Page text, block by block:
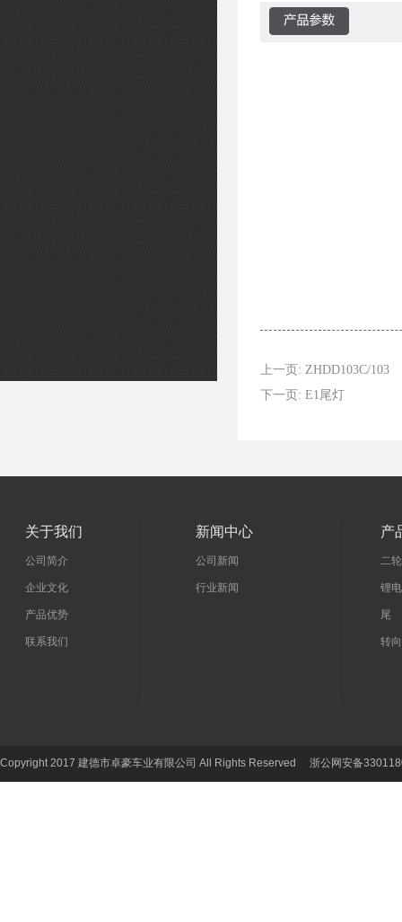
上一页: ZHDD103C/103
下一页: E1尾灯
关于我们
公司简介
企业文化
产品优势
联系我们
新闻中心
公司新闻
行业新闻
产
二
锂
尾
转
Copyright 2017 建德市卓豪车业有限公司 All Rights Reserved 浙公网安备